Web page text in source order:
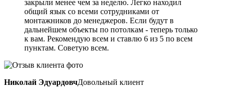
закрыли менее чем за неделю. Легко находил
общий язык со всеми сотрудниками от
монтажников до менеджеров. Если будут в
дальнейшем объекты по потолкам - теперь только
к вам. Рекомендую всем и ставлю 6 из 5 по всем
пунктам. Советую всем.
Николай ЭдуардовчДовольный клиент